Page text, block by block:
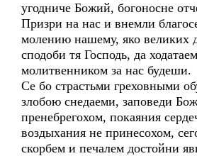
угодниче Божий, богоносне
Призри на нас и внемли
молению нашему, яко великих
сподоби тя Господь, да
молитвенником за нас будеши.
Се бо страстьми греховными
злобою снедаеми, заповеди
пренебрегохом, покаяния
воздыхания не принесохом,
скорбем и печалем достойни